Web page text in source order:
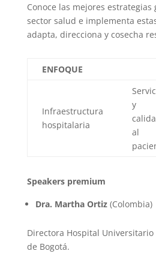
Conoce las mejores estrategias
sector salud e implementa
adapta, direcciona y cosecha
ENFOQUE
Infraestructura
hospitalaria
y
al
Speakers premium
Dra. Martha Ortiz(Colombia)
Directora Hospital Universitario
de Bogotá.